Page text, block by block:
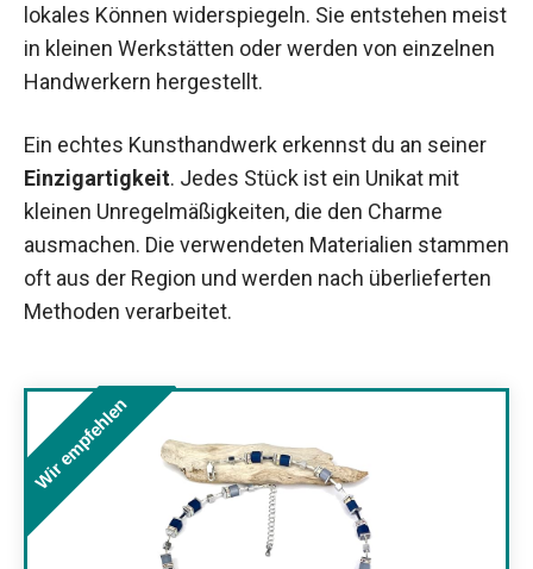
lokales Können widerspiegeln. Sie entstehen meist
in kleinen Werkstätten oder werden von einzelnen
Handwerkern hergestellt.
Ein echtes Kunsthandwerk erkennst du an seiner
Einzigartigkeit. Jedes Stück ist ein Unikat mit
kleinen Unregelmäßigkeiten, die den Charme
ausmachen. Die verwendeten Materialien stammen
oft aus der Region und werden nach überlieferten
Methoden verarbeitet.
Wir empfehlen